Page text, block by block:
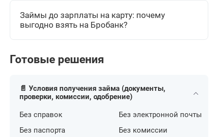
Займы до зарплаты на карту: почему
выгодно взять на Бробанк?
Готовые решения
📄 Условия получения займа (документы,
проверки, комиссии, одобрение)
Без справок
Без паспорта
Без электронной почты
Без комиссии